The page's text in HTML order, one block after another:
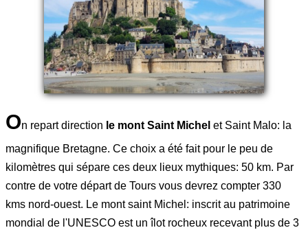
On repart direction le mont Saint Michel et Saint Malo: la
magnifique Bretagne. Ce choix a été fait pour le peu de
kilomètres qui sépare ces deux lieux mythiques: 50 km. Par
contre de votre départ de Tours vous devrez compter 330
kms nord-ouest. Le mont saint Michel: inscrit au patrimoine
mondial de l'UNESCO est un îlot rocheux recevant plus de 3